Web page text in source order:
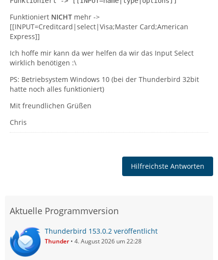
Funktioniert NICHT mehr ->
[[INPUT=Creditcard|select|Visa;Master Card;American
Express]]
Ich hoffe mir kann da wer helfen da wir das Input Select
wirklich benötigen :\
PS: Betriebsystem Windows 10 (bei der Thunderbird 32bit
hatte noch alles funktioniert)
Mit freundlichen Grüßen
Chris
Hilfreichste Antworten
Aktuelle Programmversion
Thunderbird 153.0.2 veröffentlicht
Thunder 4. August 2026 um 22:28